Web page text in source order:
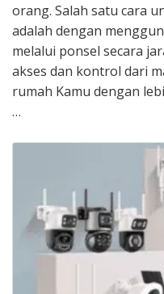
orang. Salah satu cara
adalah dengan
melalui ponsel secara
akses dan kontrol dari
rumah Kamu dengan
…